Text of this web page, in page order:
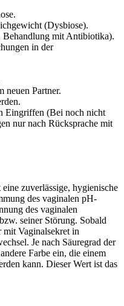
(Dysbiose).
mit Antibiotika).
in der
neuen Partner.
Eingriffen (Bei noch nicht
nur nach Rücksprache mit
zuverlässige, hygienische
des vaginalen pH-
des vaginalen
seiner Störung. Sobald
Vaginalsekret in
Je nach Säuregrad der
Farbe ein, die einem
kann. Dieser Wert ist das